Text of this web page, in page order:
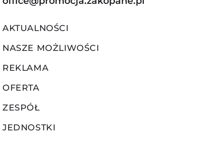
AKTUALNOŚCI
NASZE MOŻLIWOŚCI
REKLAMA
OFERTA
ZESPÓŁ
JEDNOSTKI